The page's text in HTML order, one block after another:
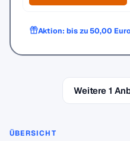
Aktion: bis zu 50,00
Weitere 1
ÜBERSICHT